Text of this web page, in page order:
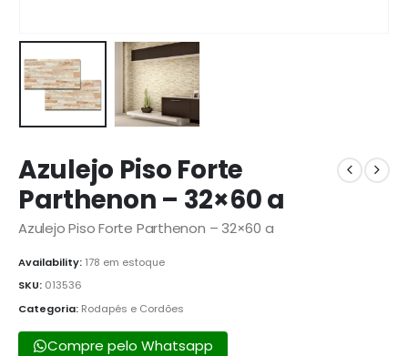
Azulejo Piso Forte
Parthenon – 32×60 a
Azulejo Piso Forte Parthenon – 32×60 a
Availability: 178 em estoque
SKU: 013536
Categoria: Rodapés e Cordões
Compre pelo Whatsapp